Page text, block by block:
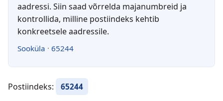
aadressi. Siin saad võrrelda majanumbreid ja
kontrollida, milline postiindeks kehtib
konkreetsele aadressile.
Sooküla · 65244
Postiindeks: 65244